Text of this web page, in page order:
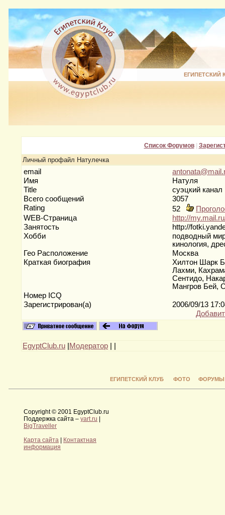
ЕГИПЕТСКИЙ
Список Форумов|
Личный профайл Натулечка
email
Имя
Натуля
Title
суэцкий канал
Всего сообщений
3057
Rating
52
WEB-Страница
http://
Занятость
http://
Хобби
подводный
кинология,
Гео Расположение
Москва
Краткая биография
Хилтон Шарк
Лахми,
Сентидо,
Мангров Бей,
Номер ICQ
Зарегистрирован(а)
2006/09/13
EgyptClub.ru Модератор
ЕГИПЕТСКИЙ КЛУБ ФОТО ФОРУМЫ
Copyright © 2001 EgyptClub.ru
Поддержка сайта – yart.ru |
BigTraveller
Карта сайта | Контактная
информация